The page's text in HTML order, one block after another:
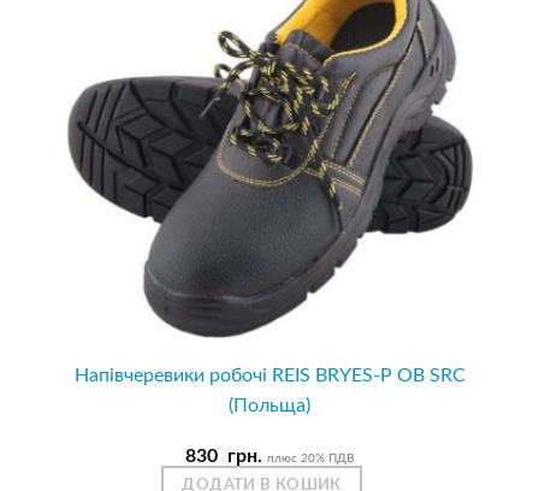
Напівчеревики робочі REIS BRYES-P OB SRC
(Польща)
830 грн. плюс 20% ПДВ
ДОДАТИ В КОШИК